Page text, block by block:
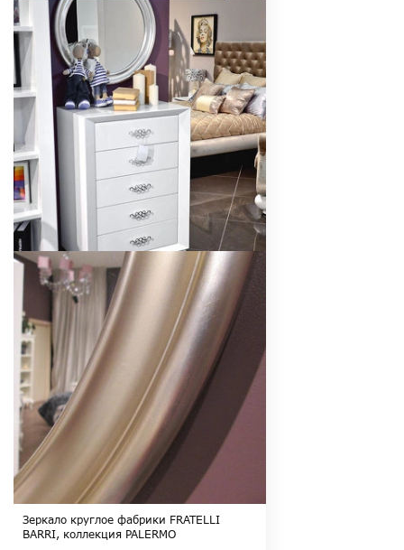
Зеркало круглое фабрики FRATELLI
BARRI, коллекция PALERMO